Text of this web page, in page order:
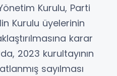
Kurulu, Parti
Kurulu üyelerinin
karar
2023 kurultayının
sayılması